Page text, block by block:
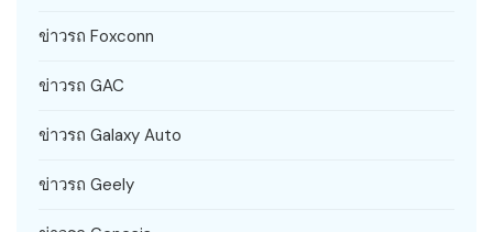
ข่าวรถ Foxconn
ข่าวรถ GAC
ข่าวรถ Galaxy Auto
ข่าวรถ Geely